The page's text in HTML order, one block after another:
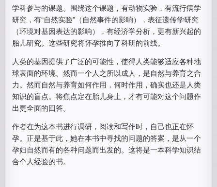
学科参与的课题。围绕这个课题，有动物实验，有流行病学
研究，有“自然实验”（自然事件的影响），表征遗传学研究
（环境对基因表达的影响），有经济学分析，更有新兴起的
胎儿研究。这些研究将怀孕推向了科研的前线。
人类的基因提供了广泛的可能性，使得人类能够适应各种地
球表面的环境。然而一个人之所以成人，是自然与养育之合
力。然而自然与养育如何作用，何时作用，确实也还是人类
知识的盲点。将焦点定在胎儿身上，才有可能对这个问题作
出更全面的回答。
作者在为这本书进行调研，阅读和写作时，自己也正在怀
孕。正是基于此，她在本书中寻找的问题的答案，是从一个
孕妇自然而有的各种问题而出发的。这将是一本科学知识结
合个人经验的书。